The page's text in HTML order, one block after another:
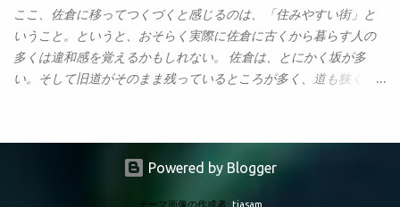
やって動いている？」「これはなぜこうしている？」「ここの働
きはどういうものか？」といったことをフィードバックで受け
る。もちろん、ただコードをコピペしただけではわからない。わ
からないからAIに聞いて教えてもらう。そして「なるほど、そう
てみた。 Genspark, Perplexity, Felo, ChatGPT, Geminiの深層検索
（ディープリサーチ）機能について、それぞれの特徴をまとめ、
その性能を比較した結果をまとめて下さい。 この結果が下のレポ
ート。これはすごい。こいつにかかった時間はせいぜい数分。こ
ChatGPT、Geminiの性能分析 近年、AIを活用した深層検索（ディ
ープサーチ）機能が各社から続々と登場している。本報告では、
ここ、佐倉に移ってつくづくと感じるのは、「住みやすい街」と
いうこと。というと、おそらく実際に佐倉に古くから暮らす人の
多くは違和感を覚えるかもしれない。 佐倉は、とにかく坂が多
い。そして旧道がそのまま残っているところが多く、道も狭くて
と、格段に住みやすいのも確かなのだ。「住みやすい街」という
と、誰もが思い浮かべるのは、佐倉のすぐ上にある「印西市」だ
Powered by Blogger
テーマ画像の作成者: tjasam